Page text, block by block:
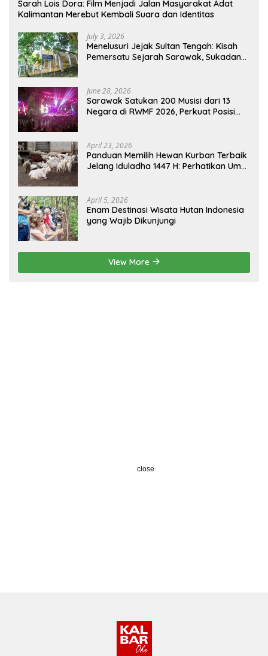
Sarah Lois Dora: Film Menjadi Jalan Masyarakat Adat
Kalimantan Merebut Kembali Suara dan Identitas
July 3, 2026
Menelusuri Jejak Sultan Tengah: Kisah
Pemersatu Sejarah Sarawak, Sukadana,
June 28, 2026
Sarawak Satukan 200 Musisi dari 13
Negara di RWMF 2026, Perkuat Posisi
April 23, 2026
Panduan Memilih Hewan Kurban Terbaik
Jelang Iduladha 1447 H: Perhatikan Umur
April 5, 2026
Enam Destinasi Wisata Hutan Indonesia
yang Wajib Dikunjungi
View More
close